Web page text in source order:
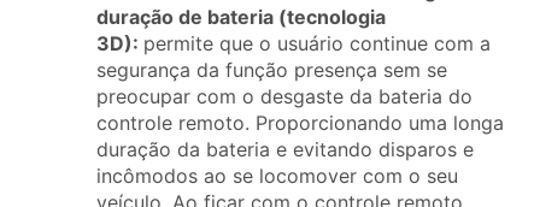
duração de bateria (tecnologia
3D): permite que o usuário continue com a
segurança da função presença sem se
preocupar com o desgaste da bateria do
controle remoto. Proporcionando uma longa
duração da bateria e evitando disparos e
incômodos ao se locomover com o seu
veículo. Ao ficar com o controle remoto